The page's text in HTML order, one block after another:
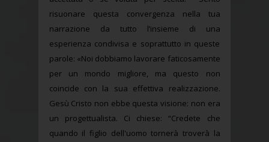
risuonare questa convergenza nella tua
narrazione da tutto l’insieme di una
esperienza condivisa e soprattutto in queste
parole: «Noi dobbiamo lavorare faticosamente
per un mondo migliore, ma questo non
coincide con la sua effettiva realizzazione.
Gesù Cristo non ebbe questa visione: non era
un progettualista. Ci chiese: “Credete che
quando il figlio dell'uomo tornerà troverà la